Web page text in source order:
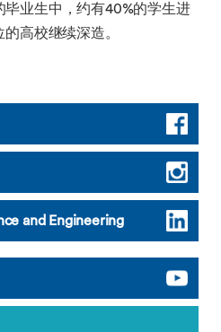
毕业生中，约有40%的学生进
高校继续深造。
and Engineering